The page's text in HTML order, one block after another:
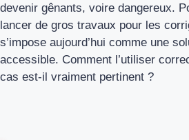
devenir gênants, voire dangereux.
lancer de gros travaux pour les
s’impose aujourd’hui comme une
accessible. Comment l’utiliser
cas est-il vraiment pertinent ?